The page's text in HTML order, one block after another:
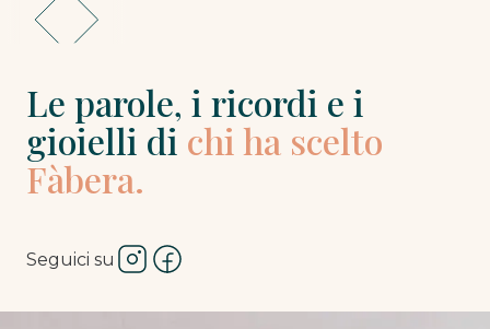
Le parole, i ricordi e i
gioielli di chi ha scelto
Fàbera.
Seguici su